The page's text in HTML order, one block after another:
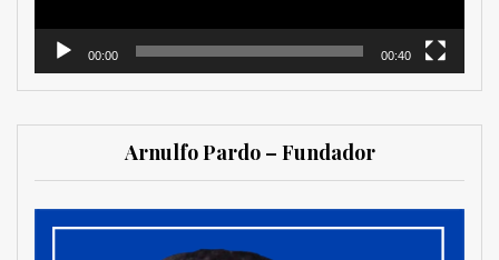
00:00 00:40
Arnulfo Pardo – Fundador